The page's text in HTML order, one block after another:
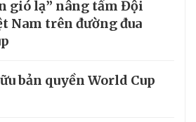
gió lạ” nâng tầm Đội
Nam trên đường đua
bản quyền World Cup